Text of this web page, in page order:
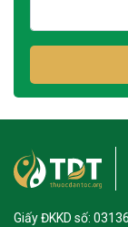
Giấy ĐKKD số: